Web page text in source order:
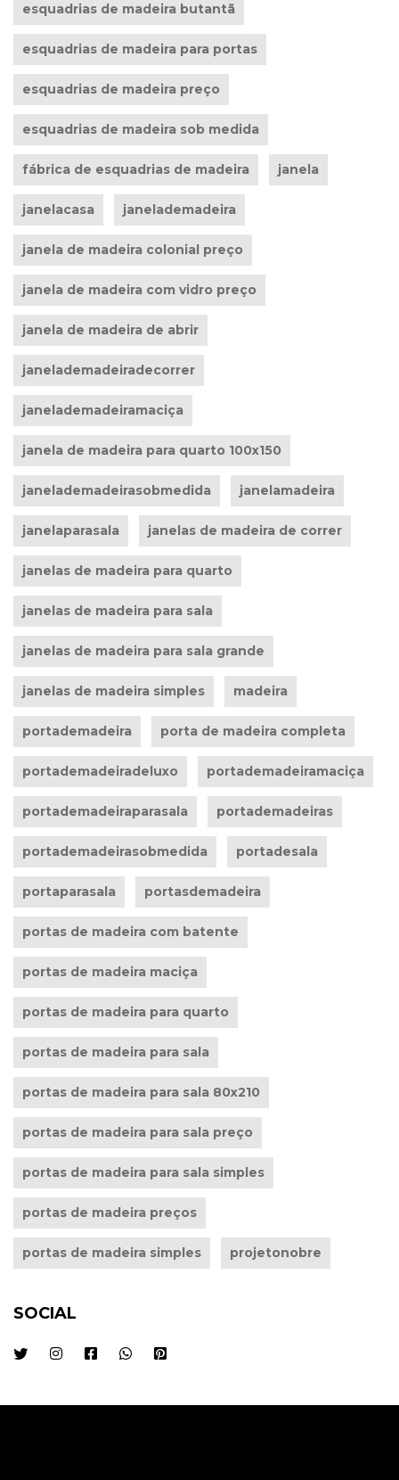
esquadrias de madeira butantã
esquadrias de madeira para portas
esquadrias de madeira preço
esquadrias de madeira sob medida
fábrica de esquadrias de madeira janela
janelacasa janelademadeira
janela de madeira colonial preço
janela de madeira com vidro preço
janela de madeira de abrir
janelademadeiradecorrer
janelademadeiramaciça
janela de madeira para quarto 100x150
janelademadeirasobmedida janelamadeira
janelaparasala janelas de madeira de correr
janelas de madeira para quarto
janelas de madeira para sala
janelas de madeira para sala grande
janelas de madeira simples madeira
portademadeira porta de madeira completa
portademadeiradeluxo portademadeiramaciça
portademadeiraparasala portademadeiras
portademadeirasobmedida portadesala
portaparasala portasdemadeira
portas de madeira com batente
portas de madeira maciça
portas de madeira para quarto
portas de madeira para sala
portas de madeira para sala 80x210
portas de madeira para sala preço
portas de madeira para sala simples
portas de madeira preços
portas de madeira simples projetonobre
SOCIAL